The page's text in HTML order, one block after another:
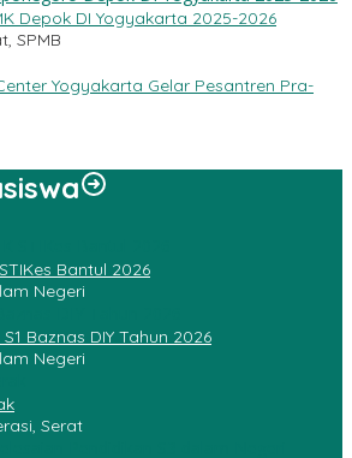
Depok DI Yogyakarta 2025-2026
SPMB
Yogyakarta Gelar Pesantren Pra-
Bantul 2026
Negeri
Baznas DIY Tahun 2026
Negeri
Serat